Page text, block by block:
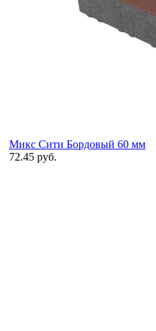
Микс Сити Бордовый 60 мм
72.45 руб.